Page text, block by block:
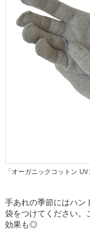
「オーガニックコットン
手あれの季節にはハン
袋をつけてください。
効果も◎